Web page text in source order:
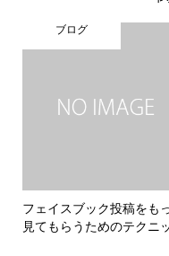
ブログ
フェイスブック投稿をも
見てもらうためのテクニ